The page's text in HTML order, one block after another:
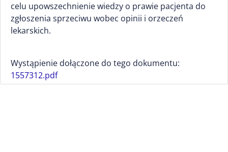
celu upowszechnienie wiedzy o prawie pacjenta do
zgłoszenia sprzeciwu wobec opinii i orzeczeń
lekarskich.
Wystąpienie dołączone do tego dokumentu:
1557312.pdf